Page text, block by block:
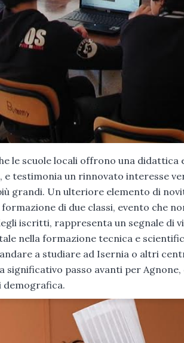
le scuole locali offrono una
testimonia un rinnovato interesse
grandi. Un ulteriore elemento di
di due classi, evento che
iscritti, rappresenta un segnale di
nella formazione tecnica e
a studiare ad Isernia o altri
significativo passo avanti per
demografica.